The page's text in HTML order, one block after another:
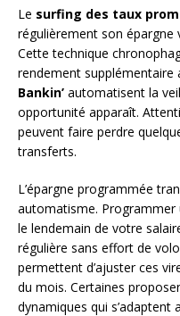
Le surfing des taux
régulièrement son épargne
Cette technique
rendement supplémentaire
Bankin’ automatisent la
opportunité apparaît.
peuvent faire perdre
transferts.
L’épargne programmée
automatisme. Programmer
le lendemain de votre
régulière sans effort de
permettent d’ajuster ces
du mois. Certaines
dynamiques qui